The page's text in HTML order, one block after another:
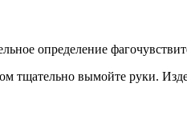
определение
вымойте руки.